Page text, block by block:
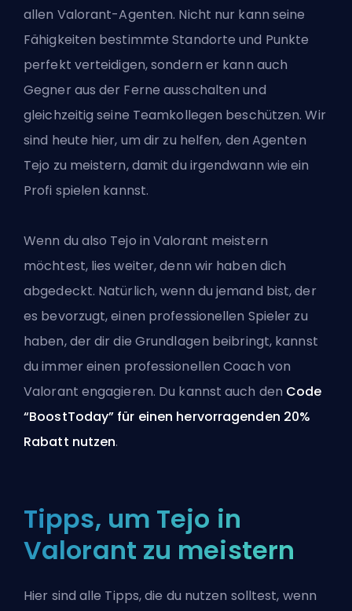
allen Valorant-Agenten. Nicht nur kann seine
Fähigkeiten bestimmte Standorte und Punkte
perfekt verteidigen, sondern er kann auch
Gegner aus der Ferne ausschalten und
gleichzeitig seine Teamkollegen beschützen. Wir
sind heute hier, um dir zu helfen, den Agenten
Tejo zu meistern, damit du irgendwann wie ein
Profi spielen kannst.
Wenn du also Tejo in Valorant meistern
möchtest, lies weiter, denn wir haben dich
abgedeckt. Natürlich, wenn du jemand bist, der
es bevorzugt, einen professionellen Spieler zu
haben, der dir die Grundlagen beibringt, kannst
du immer einen professionellen Coach von
Valorant engagieren. Du kannst auch den Code
“BoostToday” für einen hervorragenden 20%
Rabatt nutzen.
Tipps, um Tejo in
Valorant zu meistern
Hier sind alle Tipps, die du nutzen solltest, wenn